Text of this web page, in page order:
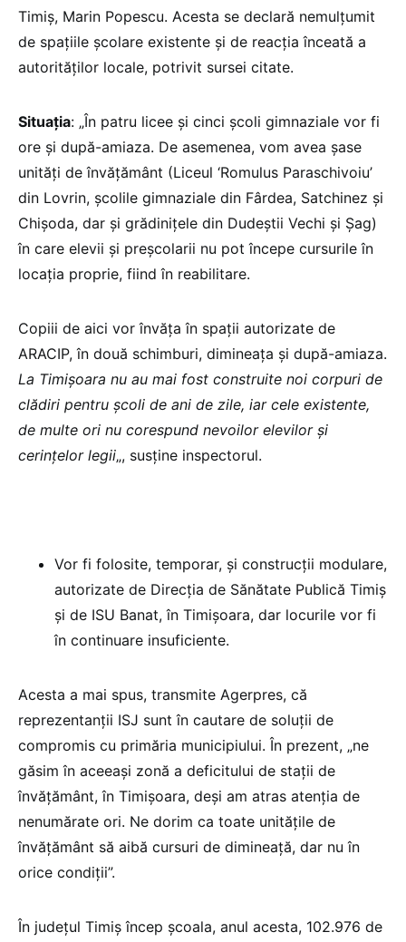
Timiș, Marin Popescu. Acesta se declară nemulțumit
de spațiile școlare existente și de reacția înceată a
autorităților locale, potrivit sursei citate.
Situația: „În patru licee şi cinci şcoli gimnaziale vor fi
ore şi după-amiaza. De asemenea, vom avea şase
unităţi de învăţământ (Liceul ‘Romulus Paraschivoiu’
din Lovrin, şcolile gimnaziale din Fârdea, Satchinez şi
Chişoda, dar şi grădiniţele din Dudeştii Vechi şi Şag)
în care elevii şi preşcolarii nu pot începe cursurile în
locaţia proprie, fiind în reabilitare.
Copiii de aici vor învăţa în spaţii autorizate de
ARACIP, în două schimburi, dimineaţa şi după-amiaza.
La Timişoara nu au mai fost construite noi corpuri de
clădiri pentru şcoli de ani de zile, iar cele existente,
de multe ori nu corespund nevoilor elevilor şi
cerinţelor legii„, susține inspectorul.
Vor fi folosite, temporar, și construcţii modulare,
autorizate de Direcţia de Sănătate Publică Timiş
şi de ISU Banat, în Timişoara, dar locurile vor fi
în continuare insuficiente.
Acesta a mai spus, transmite Agerpres, că
reprezentanții ISJ sunt în cautare de soluţii de
compromis cu primăria municipiului. În prezent, „ne
găsim în aceeaşi zonă a deficitului de staţii de
învăţământ, în Timişoara, deşi am atras atenţia de
nenumărate ori. Ne dorim ca toate unităţile de
învăţământ să aibă cursuri de dimineaţă, dar nu în
orice condiţii”.
În județul Timiș încep școala, anul acesta, 102.976 de